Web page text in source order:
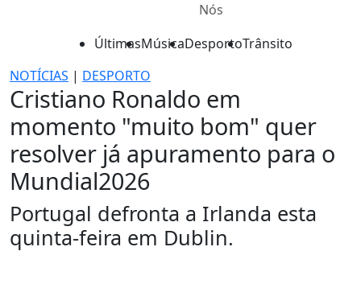
Nós
ÚltimasMúsicaDesportoTrânsito
NOTÍCIAS | DESPORTO
Cristiano Ronaldo em
momento "muito bom" quer
resolver já apuramento para o
Mundial2026
Portugal defronta a Irlanda esta
quinta-feira em Dublin.